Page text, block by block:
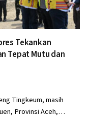
Tekankan
Tepat Mutu dan
Tingkeum, masih
Provinsi Aceh,…